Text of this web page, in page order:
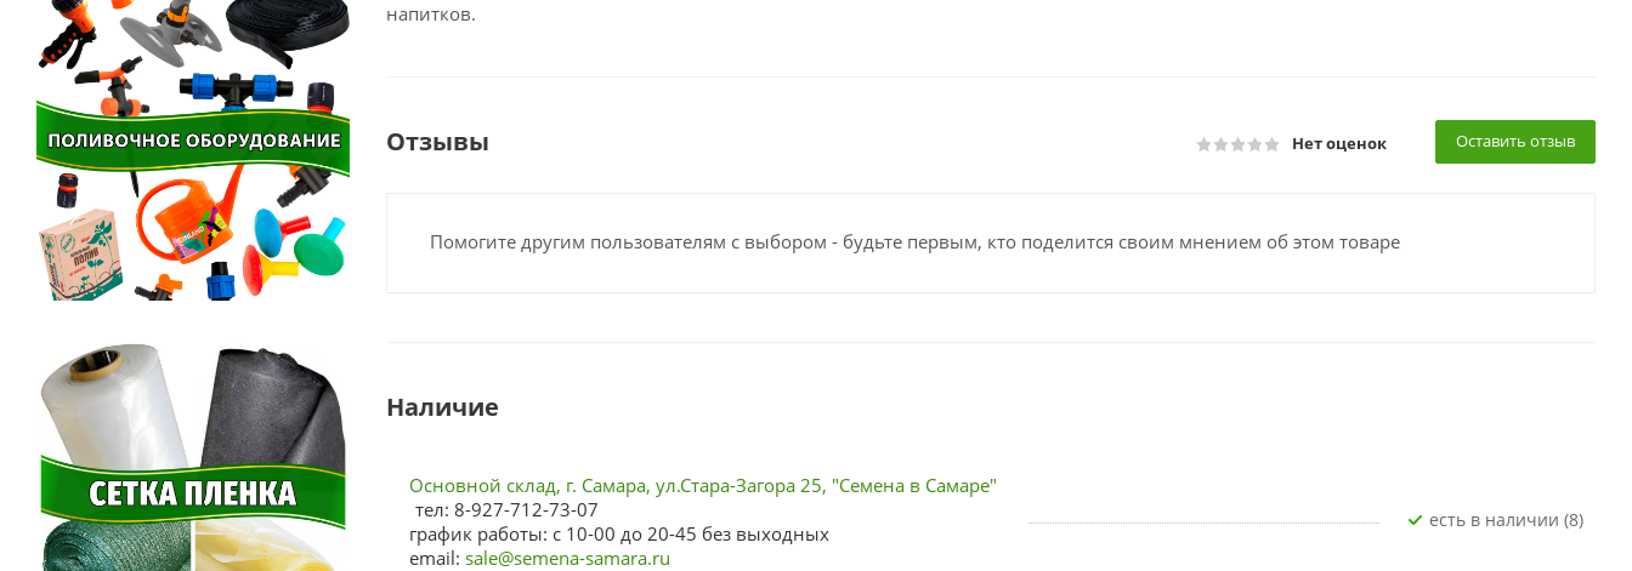
напитков.
Отзывы Нет оценок Оставить отзыв
Помогите другим пользователям с выбором - будьте первым, кто поделится своим мнением об этом товаре
Наличие
Основной склад, г. Самара, ул.Стара-Загора 25, "Семена в Самаре"
тел: 8-927-712-73-07
график работы: с 10-00 до 20-45 без выходных
email: sale@semena-samara.ru
Есть в наличии (8)